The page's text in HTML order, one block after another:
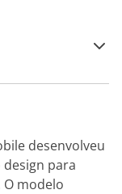
desenvolveu
para
modelo